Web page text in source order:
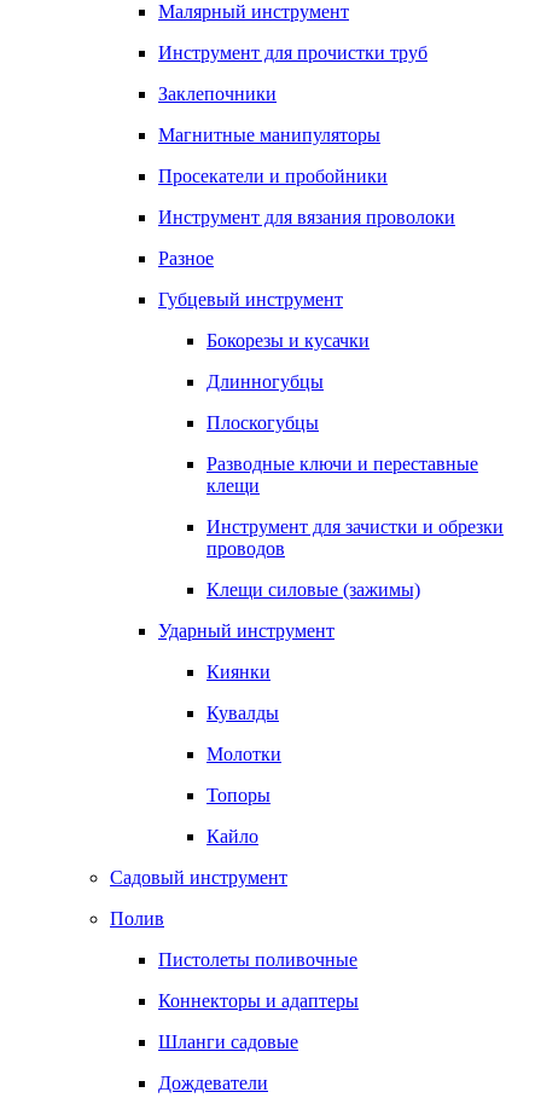
Малярный инструмент
Инструмент для прочистки труб
Заклепочники
Магнитные манипуляторы
Просекатели и пробойники
Инструмент для вязания проволоки
Разное
Губцевый инструмент
Бокорезы и кусачки
Длинногубцы
Плоскогубцы
Разводные ключи и переставные
клещи
Инструмент для зачистки и обрезки
проводов
Клещи силовые (зажимы)
Ударный инструмент
Киянки
Кувалды
Молотки
Топоры
Кайло
Садовый инструмент
Полив
Пистолеты поливочные
Коннекторы и адаптеры
Шланги садовые
Дождеватели